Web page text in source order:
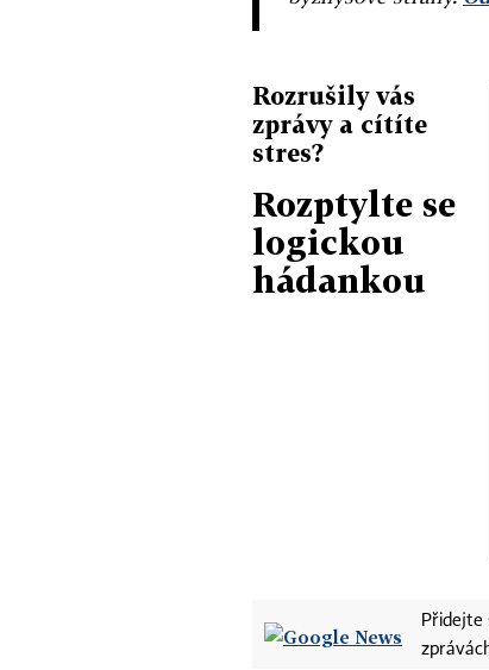
Rozrušily vás
zprávy a cítíte
stres?
Rozptylte se
logickou
hádankou
Přidejte